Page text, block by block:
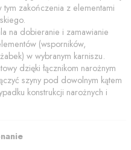
zakończenia z elementami
na dobieranie i zamawianie
(wsporników,
w wybranym karniszu.
dzięki łącznikom narożnym
szyny pod dowolnym kątem
konstrukcji narożnych i